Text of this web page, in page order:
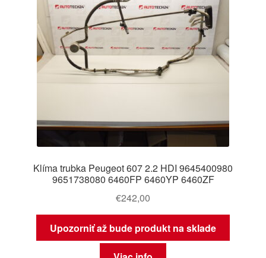
Klíma trubka Peugeot 607 2.2 HDI 9645400980
9651738080 6460FP 6460YP 6460ZF
€242,00
Upozorniť až bude produkt na sklade